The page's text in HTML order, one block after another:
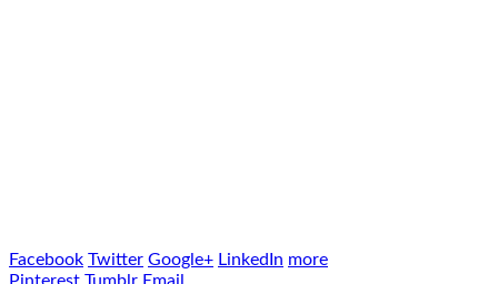
Facebook Twitter Google+ LinkedIn more